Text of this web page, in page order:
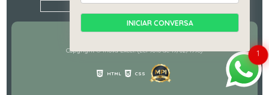
MAPA DO SITE
Copyright © Inova Excel. (Lei 9610 de 19/02/1998)
HTML CSS
1
INICIAR CONVERSA